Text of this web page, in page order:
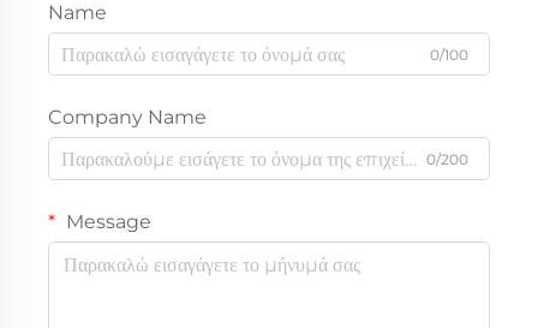
Name
0/100
Company Name
0/200
Message